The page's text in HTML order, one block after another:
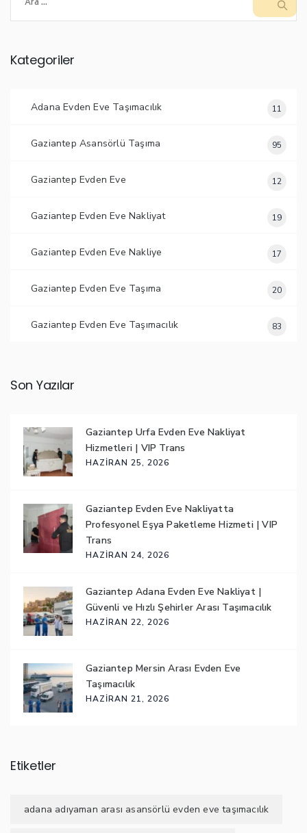
Kategoriler
Adana Evden Eve Taşımacılık 11
Gaziantep Asansörlü Taşıma 95
Gaziantep Evden Eve 12
Gaziantep Evden Eve Nakliyat 19
Gaziantep Evden Eve Nakliye 17
Gaziantep Evden Eve Taşıma 20
Gaziantep Evden Eve Taşımacılık 83
Son Yazılar
Gaziantep Urfa Evden Eve Nakliyat
Hizmetleri | VIP Trans
HAZIRAN 25, 2026
Gaziantep Evden Eve Nakliyatta
Profesyonel Eşya Paketleme Hizmeti | VIP
Trans
HAZIRAN 24, 2026
Gaziantep Adana Evden Eve Nakliyat |
Güvenli ve Hızlı Şehirler Arası Taşımacılık
HAZIRAN 22, 2026
Gaziantep Mersin Arası Evden Eve
Taşımacılık
HAZIRAN 21, 2026
Etiketler
adana adıyaman arası asansörlü evden eve taşımacılık